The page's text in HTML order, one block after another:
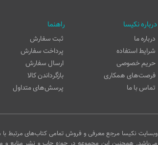
درباره نکیسا
درباره ما
شرایط استفاده
حریم خصوصی
فرصت‌های همکاری
تماس با ما
راهنما
ثبت سفارش
پرداخت سفارش
ارسال سفارش
بازگرداندن کالا
پرسش‌های متداول
وبسایت نکیسا مرجع معرفی و فروش تمامی کتاب‌های مرتبط